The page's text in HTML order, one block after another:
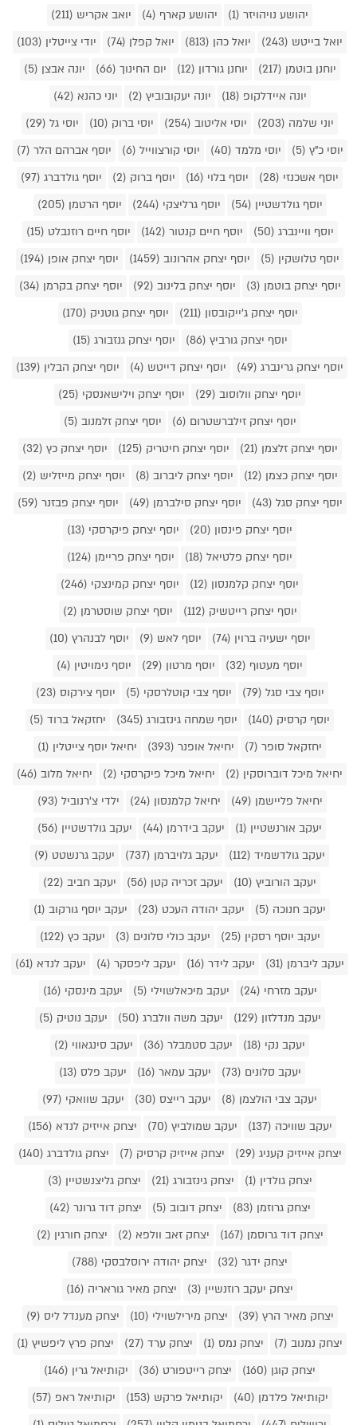
יהושע נויהויזר (1)
יהושע קארף (4)
יואב אקריש (211)
יואל בייטש (243)
יואל כהן (813) יואל קפלן (74)
יודי צייטלין (103)
יוחנן בוטמן (217)
יוחנן גורדון (12) יום החינוך (66)
יונה אבצן (5)
יונה איידלקופ (18)
יונה יעקובוביץ (2)
יוני כהנא (42)
יוני שלמה (203)
יוסי אליטוב (254) יוסי ברוק (10)
יוסי גל (29)
יוסי כ"ץ (5)
יוסי מלמד (40) יוסי קורצווייל (6)
יוסף אברהם הלר (7)
יוסף אשכנזי (28)
יוסף בלוי (16) יוסף ברוק (2)
יוסף גולדברג (97)
יוסף גולדשטיין (54)
יוסף גרליצקי (244)
יוסף הרטמן (205)
יוסף וויינברג (50)
יוסף חיים קנטור (142)
יוסף חיים רוזנבלט (15)
יוסף טלושקין (5)
יוסף יצחק אהרונוב (1459)
יוסף יצחק אופן (194)
יוסף יצחק בוטמן (3)
יוסף יצחק בלינוב (92)
יוסף יצחק בקרמן (34)
יוסף יצחק ג'ייקובסון (211)
יוסף יצחק גוטניק (170)
יוסף יצחק גורביץ (86)
יוסף יצחק גנזבורג (15)
יוסף יצחק גרינברג (49)
יוסף יצחק דייטש (4)
יוסף יצחק הבלין (139)
יוסף יצחק וולוסוב (29)
יוסף יצחק וילישאנסקי (25)
יוסף יצחק זילברשטרום (6)
יוסף יצחק זלמנוב (5)
יוסף יצחק זלצמן (21)
יוסף יצחק חיטריק (125)
יוסף יצחק כץ (32)
יוסף יצחק כצמן (12)
יוסף יצחק ליברוב (8)
יוסף יצחק מייזליש (2)
יוסף יצחק סגל (43)
יוסף יצחק סילברמן (49)
יוסף יצחק פבזנר (59)
יוסף יצחק פינסון (20)
יוסף יצחק פיקרסקי (13)
יוסף יצחק פלטיאל (18)
יוסף יצחק פריימן (124)
יוסף יצחק קלמנסון (12)
יוסף יצחק קמינצקי (246)
יוסף יצחק רייטשיק (112)
יוסף יצחק שוסטרמן (2)
יוסף ישעיה ברוין (74)
יוסף לאש (9)
יוסף לבנהרץ (10)
יוסף מעטוף (32)
יוסף מרטון (29)
יוסף נימויטין (4)
יוסף צבי סגל (79)
יוסף צבי קוטלרסקי (5)
יוסף צירקוס (23)
יוסף קרסיק (140)
יוסף שמחה גינזבורג (345)
יחזקאל ברוד (5)
יחזקאל סופר (7)
יחיאל אופנר (393)
יחיאל יוסף צייטלין (1)
יחיאל מיכל דוברוסקין (2)
יחיאל מיכל פיקרסקי (2)
יחיאל מלוב (46)
יחיאל פליישמן (49)
יחיאל קלמנסון (24)
ילדי צ'רנוביל (93)
יעקב אורנשטיין (1)
יעקב בידרמן (44)
יעקב גולדשטיין (56)
יעקב גולדשמיד (112)
יעקב גלויברמן (737)
יעקב גרנשטט (9)
יעקב הורוביץ (10)
יעקב זכריה קטן (56)
יעקב חביב (22)
יעקב חנוכה (5)
יעקב יהודה העכט (23)
יעקב יוסף גורקוב (1)
יעקב יוסף רסקין (25)
יעקב כולי סלונים (3)
יעקב כץ (122)
יעקב ליברמן (31)
יעקב לידר (16) יעקב ליפסקר (4)
יעקב לנדא (61)
יעקב מזרחי (24)
יעקב מיכאלשוילי (5)
יעקב מינסקי (16)
יעקב מנדלזון (129)
יעקב משה וולברג (50)
יעקב נוטיק (5)
יעקב נקי (18)
יעקב סטמבלר (36)
יעקב סינגאווי (2)
יעקב סלונים (73)
יעקב עמאר (16)
יעקב פלס (13)
יעקב צבי הולצמן (8)
יעקב רייצס (30)
יעקב שוואקי (97)
יעקב שוויכה (137)
יעקב שמולביץ (70)
יצחק אייזיק לנדא (156)
יצחק אייזיק קעניג (29)
יצחק אייזיק קרסיק (7)
יצחק גולדברג (140)
יצחק גולדין (1)
יצחק גינזבורג (21)
יצחק גליצנשטיין (3)
יצחק גרוזמן (83)
יצחק דובוב (5)
יצחק דוד גרונר (42)
יצחק דוד גרוסמן (167)
יצחק זאב וולפא (2)
יצחק חורגין (2)
יצחק ידגר (32)
יצחק יהודה ירוסלבסקי (788)
יצחק יעקב רוזנשיין (3)
יצחק מאיר גוראריה (16)
יצחק מאיר הרץ (39)
יצחק מירילשוילי (10)
יצחק מענדל ליס (9)
יצחק נמנוב (7)
יצחק נמס (1) יצחק ערד (27)
יצחק פרץ ליפשיץ (1)
יצחק קוגן (160)
יצחק רייטפורט (36)
יקותיאל גרין (146)
יקותיאל פלדמן (40)
יקותיאל פרקש (153)
יקותיאל ראפ (57)